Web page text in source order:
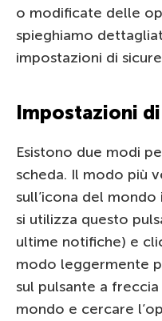
o modificate delle
spieghiamo
impostazioni di
Impostazioni
Esistono due modi
scheda. Il modo più
sull’icona del
si utilizza questo
ultime notifiche) e
modo leggermente
sul pulsante a
mondo e cercare